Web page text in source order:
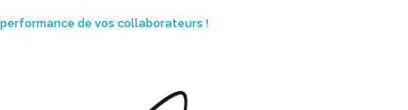
performance de vos collaborateurs !